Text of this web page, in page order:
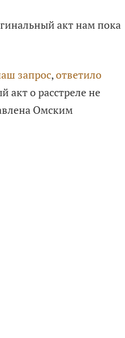
акт нам пока
запрос,ответило
акт о расстреле не
Омским